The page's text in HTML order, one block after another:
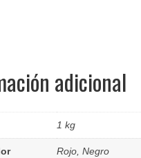
adicional
1 kg
Rojo, Negro